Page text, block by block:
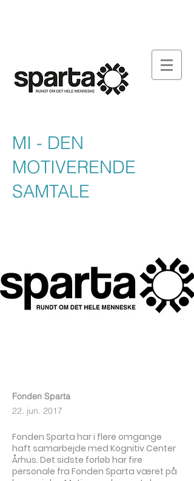
Fonden Sparta
22. jun. 2017
Fonden Sparta har i flere omgange
haft samarbejde med Kognitiv Center
Århus. Det sidste forløb har fire
personale fra Fonden Sparta været på
MI - DEN
MOTIVERENDE
SAMTALE